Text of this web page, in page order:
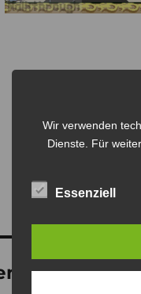
Wir verwenden
Dienste. Für
Essenziell